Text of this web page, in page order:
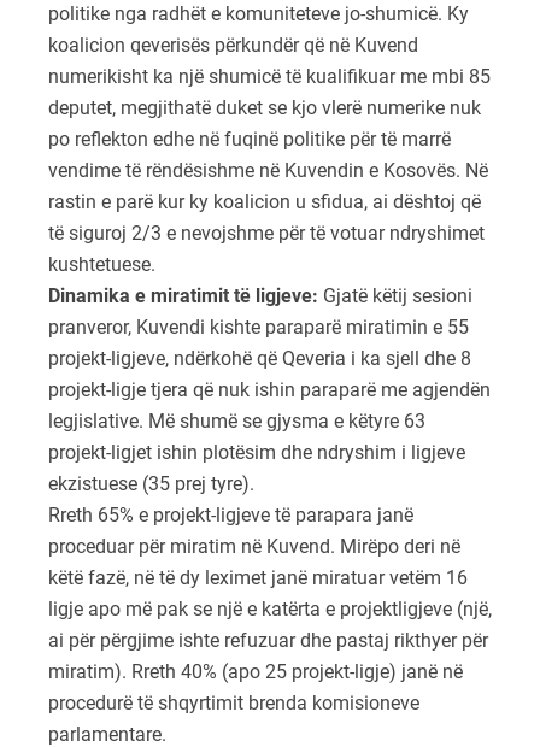
politike nga radhët e komuniteteve jo-shumicë. Ky
koalicion qeverisës përkundër që në Kuvend
numerikisht ka një shumicë të kualifikuar me mbi 85
deputet, megjithatë duket se kjo vlerë numerike nuk
po reflekton edhe në fuqinë politike për të marrë
vendime të rëndësishme në Kuvendin e Kosovës. Në
rastin e parë kur ky koalicion u sfidua, ai dështoj që
të siguroj 2/3 e nevojshme për të votuar ndryshimet
kushtetuese.
Dinamika e miratimit të ligjeve: Gjatë këtij sesioni
pranveror, Kuvendi kishte paraparë miratimin e 55
projekt-ligjeve, ndërkohë që Qeveria i ka sjell dhe 8
projekt-ligje tjera që nuk ishin paraparë me agjendën
legjislative. Më shumë se gjysma e këtyre 63
projekt-ligjet ishin plotësim dhe ndryshim i ligjeve
ekzistuese (35 prej tyre).
Rreth 65% e projekt-ligjeve të parapara janë
proceduar për miratim në Kuvend. Mirëpo deri në
këtë fazë, në të dy leximet janë miratuar vetëm 16
ligje apo më pak se një e katërta e projektligjeve (një,
ai për përgjime ishte refuzuar dhe pastaj rikthyer për
miratim). Rreth 40% (apo 25 projekt-ligje) janë në
procedurë të shqyrtimit brenda komisioneve
parlamentare.